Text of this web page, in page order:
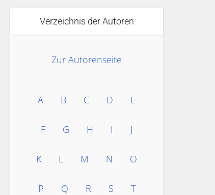
Verzeichnis der Autoren
Zur Autorenseite
A B C D E
F G H I J
K L M N O
P Q R S T